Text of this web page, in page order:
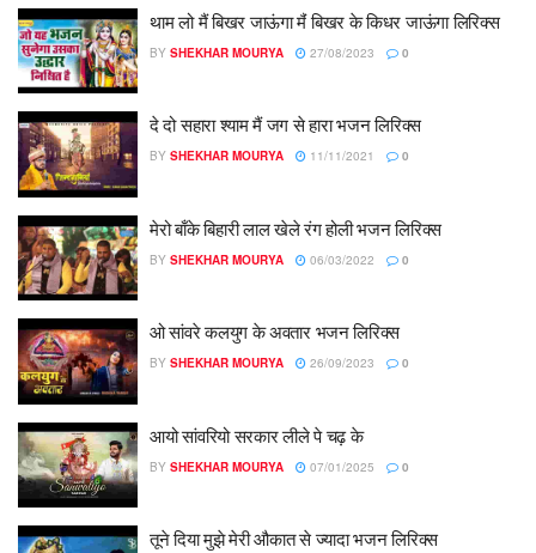
थाम लो मैं बिखर जाऊंगा मैं बिखर के किधर जाऊंगा लिरिक्स
BY SHEKHAR MOURYA 27/08/2023 0
दे दो सहारा श्याम मैं जग से हारा भजन लिरिक्स
BY SHEKHAR MOURYA 11/11/2021 0
मेरो बाँके बिहारी लाल खेले रंग होली भजन लिरिक्स
BY SHEKHAR MOURYA 06/03/2022 0
ओ सांवरे कलयुग के अवतार भजन लिरिक्स
BY SHEKHAR MOURYA 26/09/2023 0
आयो सांवरियो सरकार लीले पे चढ़ के
BY SHEKHAR MOURYA 07/01/2025 0
तूने दिया मुझे मेरी औकात से ज्यादा भजन लिरिक्स